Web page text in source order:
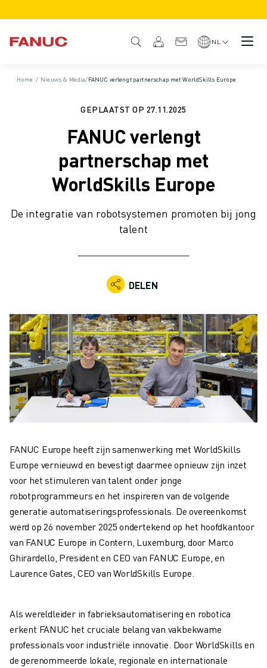
PRODUCTOVERZICHT
CNC FUNCTIES/OPTIES
SIMULATIE - DIGITAL TWIN OPLOSSINGEN
CNC DUURZAAMHEID
RETROFIT OPLOSSINGEN
GEAVANCEERDE CNC MODELLEN
ROBOT CONTROLLERS
ROBOT ACCESSOIRES
ROBOT SOFTWARE
SIMULATIE SOFTWARE
ROBOTS VOOR HET ONDERWIJS
ROBOT AUTOMATISERING
BOOGLAS ROBOTS
ARC MATE SERIE
M-900 SERIE
DELTA ROBOTS
FOOD & CLEANROOM ROBOTS
VERFSPUIT ROBOTS
PALLETISEER ROBOTS
SCARA ROBOTS
COMPACTE CNC-BEWERKINGSCENTRA
ROBODRILL FILTER
ROBODRILL SOFTWARE
ROBODRILL PREVENTIEF ONDERHOUD
ROBODRILL DUURZAAMHEID
ROBODRILL ROBOT PAKKET
NL
Home / Nieuws & Media/FANUC verlengt partnerschap met WorldSkills Europe
GEPLAATST OP 27.11.2025
FANUC verlengt
partnerschap met
WorldSkills Europe
De integratie van robotsystemen promoten bij jong
talent
DELEN
FANUC Europe heeft zijn samenwerking met WorldSkills
Europe vernieuwd en bevestigt daarmee opnieuw zijn inzet
voor het stimuleren van talent onder jonge
robotprogrammeurs en het inspireren van de volgende
generatie automatiseringsprofessionals. De overeenkomst
werd op 26 november 2025 ondertekend op het hoofdkantoor
van FANUC Europe in Contern, Luxemburg, door Marco
Ghirardello, President en CEO van FANUC Europe, en
Laurence Gates, CEO vanWorldSkills Europe
Als wereldleider in fabrieksautomatisering en robotica
erkent FANUC het cruciale belang van vakbekwame
professionals voor industriële innovatie. Door WorldSkills en
de gerenommeerde lokale, regionale en internationale